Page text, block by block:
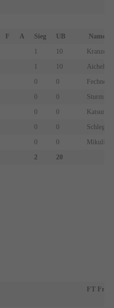
F A Sieg UB Name
1 10 Kranzer,
1 10 Aichele,
0 0 Fechner,
0 0 Sturm,
0 0 Katsumi,
0 0 Schlegel,
0 0 Mikulic,
2 20
FT